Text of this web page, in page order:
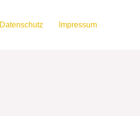
Datenschutz Impressum